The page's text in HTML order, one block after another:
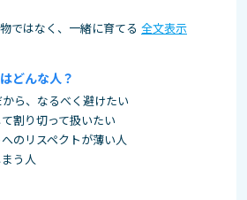
ではなく、一緒に育てる 全文表示
どんな人？
ら、なるべく避けたい
割り切って扱いたい
のリスペクトが薄い人
う人